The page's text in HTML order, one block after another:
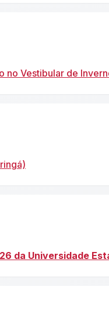
no Vestibular de
da Universidade